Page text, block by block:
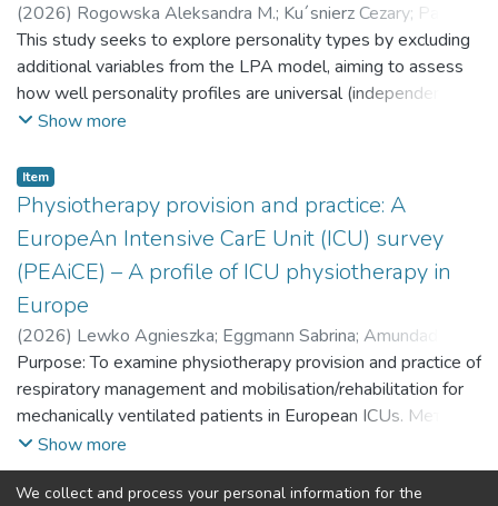
(2026) Rogowska Aleksandra M.; Ku´snierz Cezary; Pavlova
Iuliia ;Роговська Александра М.;Куснєж Цезарій;
Павлова Юлія
This study seeks to explore personality types by excluding
additional variables from the LPA model, aiming to assess
how well personality profiles are universal (independent of
gender and cultural context) and can predict academic
меті дослідити типи особистості, виключаючи
додаткові змінні з моделі LPA, з метою оцінити,
наскільки профілі особистості є універсальними
(незалежно від статі та культурного контексту) та
можуть передбачати академічні досягнення студентів-
спортсменів.
Show more
Item
Physiotherapy provision and practice: A
EuropeAn Intensive CarE Unit (ICU) survey
(PEAiCE) – A profile of ICU physiotherapy in
Europe
(2026) Lewko Agnieszka; Eggmann Sabrina; Amundad´ottir
Ol´of Ragna ;Tymruk-Skoropad Kateryna;Тимрук-
Скоропад Катерина
Purpose: To examine physiotherapy provision and practice of
respiratory management and mobilisation/rehabilitation for
mechanically ventilated patients in European ICUs. Мета:
Вивчити надання фізіотерапевтичних послуг та
практику респіраторного контролю та мобілізації/
реабілітації для пацієнтів на штучній вентиляції легень
Show more
(current)
We collect and process your personal information for the